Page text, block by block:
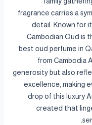
fragrance carries a
detail. Known for
Cambodian Oud is
best oud perfume in
from Cambodia
generosity but also
excellence, making
drop of this luxury
created that